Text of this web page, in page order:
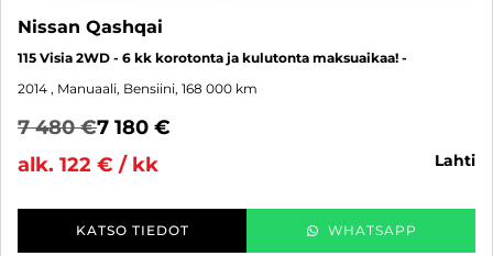
Nissan Qashqai
115 Visia 2WD - 6 kk korotonta ja kulutonta maksuaikaa! -
2014 , Manuaali, Bensiini, 168 000 km
7 480 €7 180 €
alk. 122 € / kk
lahti
KATSO TIEDOT WHATSAPP